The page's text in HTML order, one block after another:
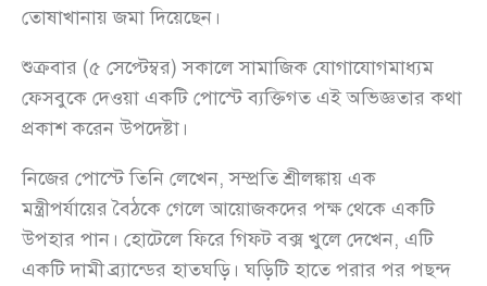
তোষাখানায় জমা দিয়েছেন।
শুক্রবার (৫ সেপ্টেম্বর) সকালে সামাজিক যোগাযোগমাধ্যম
ফেসবুকে দেওয়া একটি পোস্টে ব্যক্তিগত এই অভিজ্ঞতার কথা
প্রকাশ করেন উপদেষ্টা।
নিজের পোস্টে তিনি লেখেন, সম্প্রতি শ্রীলঙ্কায় এক
মন্ত্রীপর্যায়ের বৈঠকে গেলে আয়োজকদের পক্ষ থেকে একটি
উপহার পান। হোটেলে ফিরে গিফট বক্স খুলে দেখেন, এটি
একটি দামী ব্র্যান্ডের হাতঘড়ি। ঘড়িটি হাতে পরার পর পছন্দ